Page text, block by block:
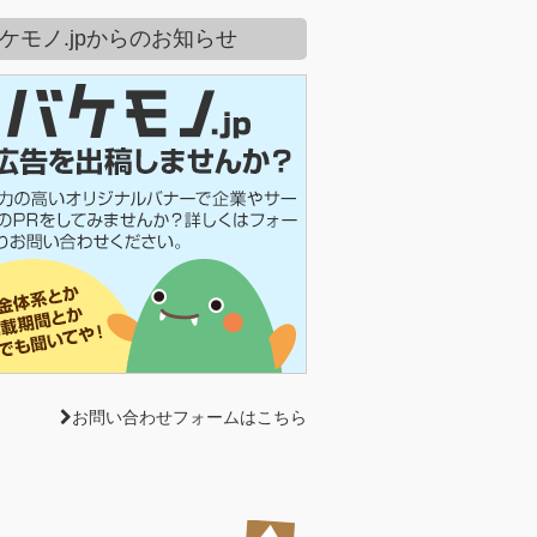
モノ.jpからのお知らせ
お問い合わせフォームはこちら